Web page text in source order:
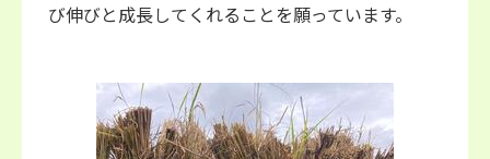
び伸びと成長してくれることを願っています。